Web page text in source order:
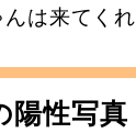
は来てく
陽性写真